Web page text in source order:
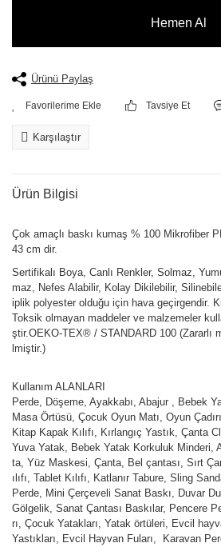
Hemen Al
Ürünü Paylaş
Tavsiye Et
Karşılaştır
Ürün Bilgisi
Çok amaçlı baskı kumaş % 100 Mikrofiber
43 cm dir.
Sertifikalı Boya, Canlı Renkler, Solmaz,
maz, Nefes Alabilir, Kolay Dikilebilir,
iplik polyester olduğu için hava geçirgendir.
Toksik olmayan maddeler ve malzemeler
ştir.OEKO-TEX® / STANDARD 100 (Zararlı
lmiştir.)
Kullanım ALANLARI
Perde, Döşeme, Ayakkabı, Abajur , Bebek
Masa Örtüsü, Çocuk Oyun Matı, Oyun
Kitap Kapak Kılıfı, Kırlangıç Yastık, Çanta
Yuva Yatak, Bebek Yatak Korkuluk Minderi,
ta, Yüz Maskesi, Çanta, Bel çantası, Sırt
ılıfı, Tablet Kılıfı, Katlanır Tabure, Sling
Perde, Mini Çerçeveli Sanat Baskı, Duvar
Gölgelik, Sanat Çantası Baskılar, Pencere
rı, Çocuk Yatakları, Yatak örtüleri, Evcil
Yastıkları, Evcil Hayvan Fuları, Karavan